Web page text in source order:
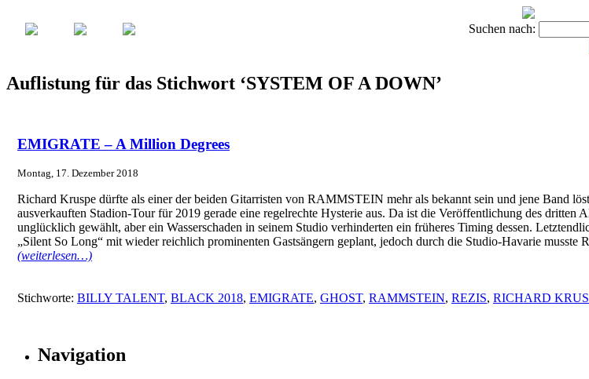
Suchen nach:
Auflistung für das Stichwort ‘SYSTEM OF A DOWN’
EMIGRATE – A Million Degrees
Montag, 17. Dezember 2018
Richard Kruspe dürfte als einer der beiden Gitarristen von RAMMSTEIN mehr als bekannt sein und jene Band
ausverkauften Stadion-Tour für 2019 gerade eine regelrechte Hysterie aus. Da ist die Veröffentlichung des
unglücklich gewählt, aber ein Wasserschaden in seinem Studio verhinderten ein früheres Timing dessen.
„Silent So Long“ mit wieder reichlich prominenten Gastsängern geplant, jedoch durch die Studio-Havarie
(weiterlesen…)
Stichworte: BILLY TALENT, BLACK 2018, EMIGRATE, GHOST, RAMMSTEIN, REZIS, RICHARD
Navigation